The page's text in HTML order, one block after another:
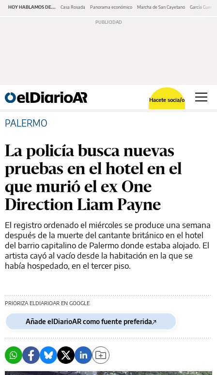
HOY HABLAMOS DE... Casa Rosada Panorama económico Marcha de San Cayetano García Cuerva
Hacete socia/o
PALERMO
La policía busca nuevas
pruebas en el hotel en el
que murió el ex One
Direction Liam Payne
El registro ordenado el miércoles se produce una semana
después de la muerte del cantante británico en el hotel
del barrio capitalino de Palermo donde estaba alojado. El
artista cayó al vacío desde la habitación en la que se
había hospedado, en el tercer piso.
PRIORIZA ELDIARIOAR EN GOOGLE
Añade elDiarioAR como fuente preferida